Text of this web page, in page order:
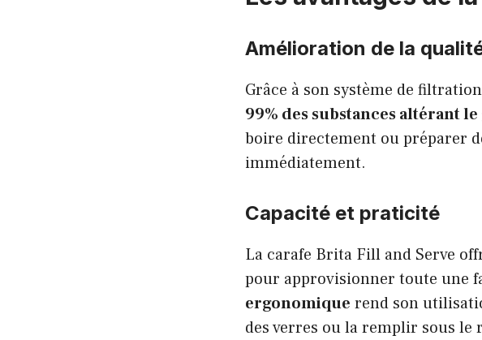
Amélioration de la
Grâce à son système de
99% des substances altérant
boire directement ou préparer
immédiatement.
Capacité et praticité
La carafe Brita Fill and Serve
pour approvisionner toute une
ergonomique rend son
des verres ou la remplir sous le